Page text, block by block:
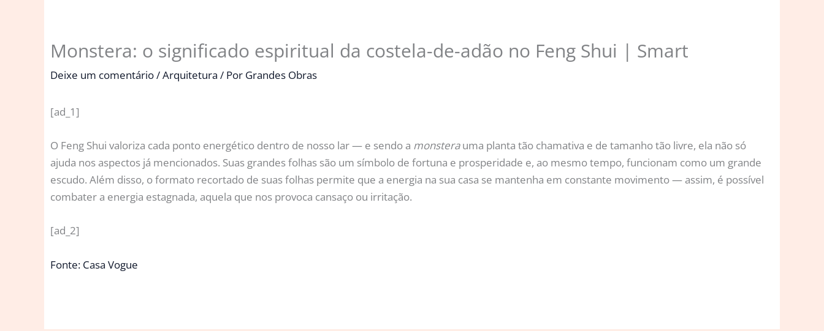
Monstera: o significado espiritual da costela-de-adão no Feng Shui | Smart
Deixe um comentário/Arquitetura / Por Grandes Obras
[ad_1]
O Feng Shui valoriza cada ponto energético dentro de nosso lar— e sendo a monsterauma planta tão chamativa e de tamanho tão livre, ela não só
ajuda nos aspectos já mencionados. Suas grandes folhas são um símbolo de fortuna e prosperidade e, ao mesmo tempo, funcionam como um grande
escudo. Além disso, o formato recortado de suas folhas permite que a energia na sua casa se mantenha em constante movimento — assim, é possível
combater a energia estagnada, aquela que nos provoca cansaço ou irritação.
[ad_2]
Fonte: Casa Vogue